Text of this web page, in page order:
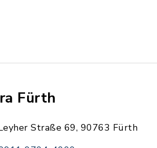
Fürth
Straße 69, 90763 Fürth